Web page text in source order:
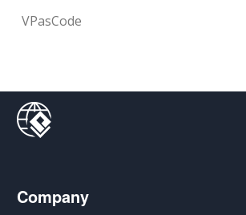
VPasCode
Company